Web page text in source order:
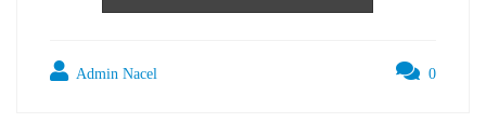
Admin Nacel 0